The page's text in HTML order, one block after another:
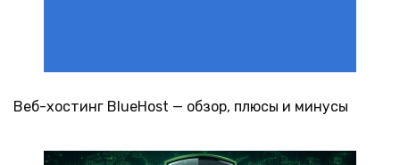
Веб-хостинг BlueHost — обзор, плюсы и минусы